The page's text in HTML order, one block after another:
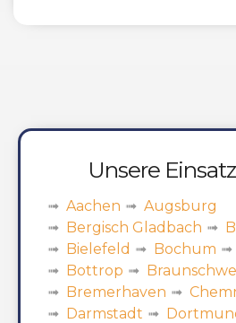
Unsere
Aachen
Augsburg
Bergisch Gladbach
Bielefeld
Bochum
Bottrop
Bremerhaven
Darmstadt